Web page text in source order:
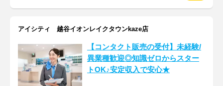
アイシティ 越谷イオンレイクタウンkaze店
【コンタクト販売の受付】未経験/
異業種歓迎◎知識ゼロからスター
トOK♪安定収入で安心★